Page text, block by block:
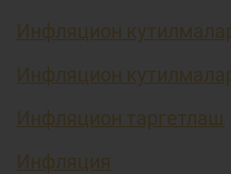
Инфляцион
Инфляцион
Инфляцион таргетлаш
Инфляция